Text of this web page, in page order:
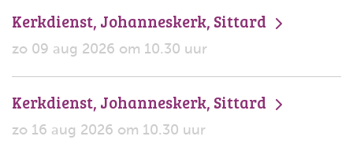
Kerkdienst, Johanneskerk, Sittard
zo 09 aug 2026 om 10.30 uur
Kerkdienst, Johanneskerk, Sittard
zo 16 aug 2026 om 10.30 uur